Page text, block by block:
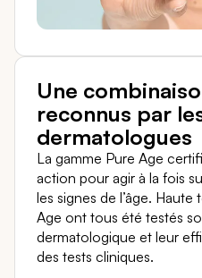
Une
reconnus par
dermatologues
La gamme Pure Age
action pour agir à la fois
les signes de l’âge.
Age ont tous été testés
dermatologique et leur
des tests cliniques.